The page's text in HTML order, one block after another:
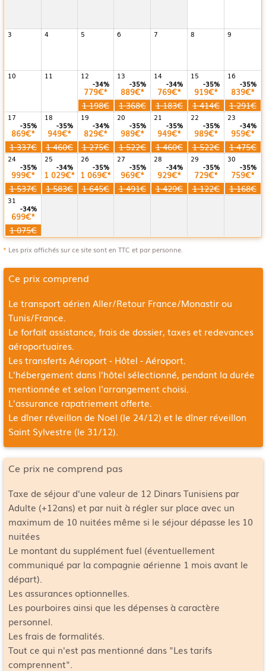
Ce prix comprend
Le transport aérien Aller/Retour France/Monastir ou
Tunis/France.
Le forfait assistance, frais de dossier, taxes et redevances
aéroportuaires.
Les transferts Aéroport - Hôtel - Aéroport.
L'hébergement dans l'hôtel sélectionné, pendant la durée
mentionnée et selon l'arrangement choisi.
L'assurance rapatriement offerte.
Le dîner réveillon de Noël (le 24/12) et le dîner réveillon
Saint Sylvestre (le 31/12).
Ce prix ne comprend pas
Taxe de séjour d'une valeur de 12 Dinars Tunisiens par
Adulte (+12ans) et par nuit à régler sur place avec un
maximum de 10 nuitées même si le séjour dépasse les 10
nuitées
Le montant du supplément fuel (éventuellement
communiqué par la compagnie aérienne 1 mois avant le
départ).
Les assurances optionnelles.
Les pourboires ainsi que les dépenses à caractère
personnel.
Les frais de formalités.
Tout ce qui n'est pas mentionné dans "Les tarifs
comprennent".
3 4 5 6 7 8 9
10 11 12 13 14 15
16
-34%
779€*
1 198€
-35%
889€*
1 368€
-34%
769€*
1 183€
-35%
919€*
1 414€
-35%
839€*
1 291€
17 18 19 20 21 22
23
-35%
869€*
1 337€
-35%
949€*
1 460€
-34%
829€*
1 275€
-35%
989€*
1 522€
-35%
949€*
1 460€
-35%
989€*
1 522€
-34%
959€*
1 475€
24 25 26 27 28 29
30
-35%
999€*
1 537€
-34%
1 029€*
1 583€
-35%
1 069€*
1 645€
-35%
969€*
1 491€
-34%
929€*
1 429€
-35%
729€*
1 122€
-35%
759€*
1 168€
31
-34%
699€*
1 075€
* Les prix affichés sur ce site sont en TTC et par personne.